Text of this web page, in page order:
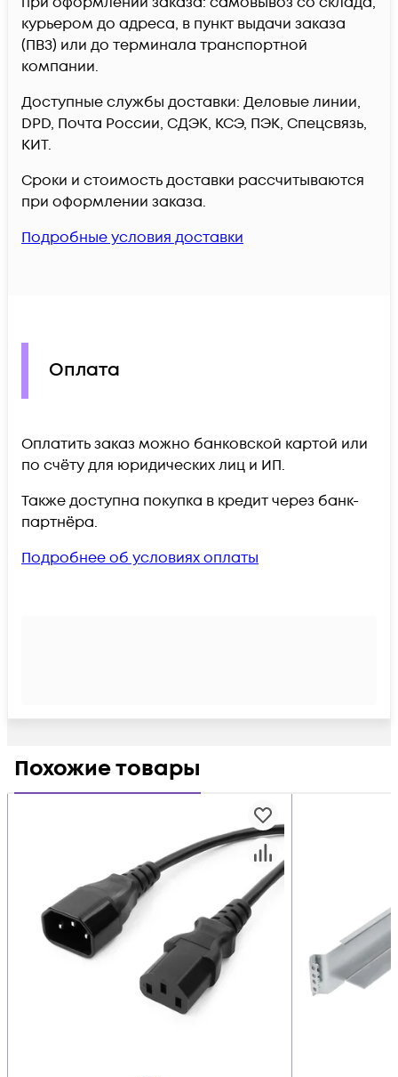
курьером до адреса, в пункт выдачи заказа
(ПВЗ) или до терминала транспортной
компании.
Доступные службы доставки: Деловые линии,
DPD, Почта России, СДЭК, КСЭ, ПЭК, Спецсвязь,
КИТ.
Сроки и стоимость доставки рассчитываются
при оформлении заказа.
Подробные условия доставки
Оплата
Оплатить заказ можно банковской картой или
по счёту для юридических лиц и ИП.
Также доступна покупка в кредит через банк-
партнёра.
Подробнее об условиях оплаты
Похожие товары